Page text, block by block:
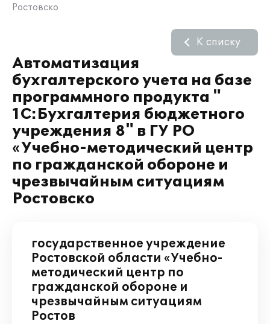
Ростовско
Автоматизация
бухгалтерского учета на базе
программного продукта "
1С:Бухгалтерия бюджетного
учреждения 8" в ГУ РО
«Учебно-методический центр
по гражданской обороне и
чрезвычайным ситуациям
Ростовско
К списку
государственное учреждение
Ростовской области «Учебно-
методический центр по
гражданской обороне и
чрезвычайным ситуациям
Ростов